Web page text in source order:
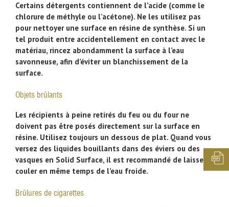
Certains détergents contiennent de l’acide (comme le
chlorure de méthyle ou l’acétone). Ne les utilisez pas
pour nettoyer une surface en résine de synthèse. Si un
tel produit entre accidentellement en contact avec le
matériau, rincez abondamment la surface à l’eau
savonneuse, afin d’éviter un blanchissement de la
surface.
Objets brûlants
Les récipients à peine retirés du feu ou du four ne
doivent pas être posés directement sur la surface en
résine. Utilisez toujours un dessous de plat. Quand vous
versez des liquides bouillants dans des éviers ou des
vasques en Solid Surface, il est recommandé de laisser
couler en même temps de l’eau froide.
Brûlures de cigarettes